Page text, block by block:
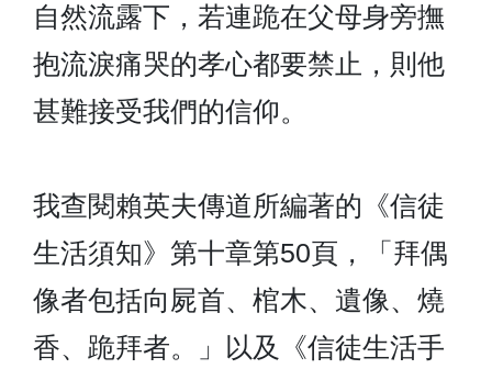
自然流露下，若連跪在父母身旁撫
抱流淚痛哭的孝心都要禁止，則他
甚難接受我們的信仰。
我查閱賴英夫傳道所編著的《信徒
生活須知》第十章第50頁，「拜偶
像者包括向屍首、棺木、遺像、燒
香、跪拜者。」以及《信徒生活手